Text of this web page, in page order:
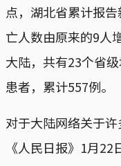
点，湖北省累计报
亡人数由原来的9人
大陆，共有23个省
患者，累计557例。
对于大陆网络关于许
《人民日报》1月